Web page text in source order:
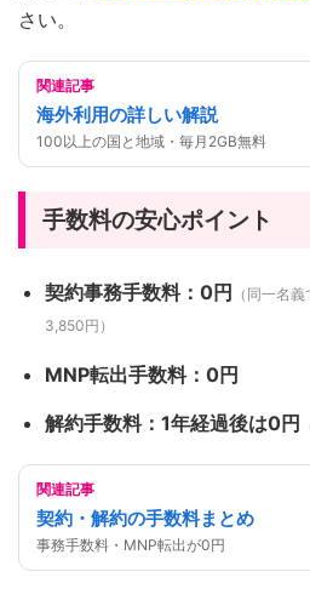
さい。
関連記事
海外利用の詳しい解説
100以上の国と地域・毎月2GB無料
手数料の安心ポイント
契約事務手数料：0円
（同一名
3,850円）
MNP転出手数料：0円
解約手数料：1年経過後は0円
関連記事
契約・解約の手数料まとめ
事務手数料・MNP転出が0円